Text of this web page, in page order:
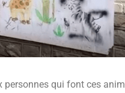
personnes qui font ces